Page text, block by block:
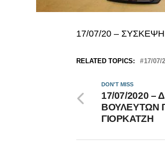
17/07/20 –
RELATED TOPICS: 17/07/
DON'T MISS
17/07/2020 –
ΒΟΥΛΕΥΤΩΝ
ΓΙΟΡΚΑΤΖΗ